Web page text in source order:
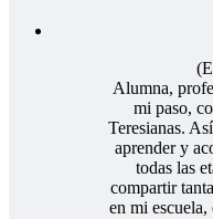
Alumna,
mi paso,
Teresianas.
aprender y
todas las
compartir
en mi